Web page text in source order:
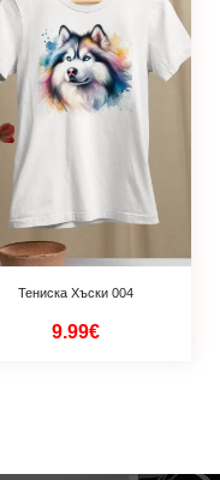
Тениска Хъски 004
9.99€